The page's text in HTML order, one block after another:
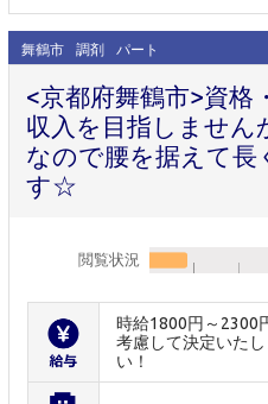
舞鶴市 調剤 パート
<京都府舞鶴市>資格
収入を目指しませ
なので腰を据えて長
す☆
閲覧状況
時給1800円～2300
考慮して決定いた
い！